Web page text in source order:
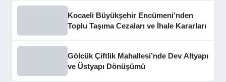
Kocaeli Büyükşehir Encümeni’nden
Toplu Taşıma Cezaları ve İhale Kararları
Gölcük Çiftlik Mahallesi’nde Dev Altyapı
ve Üstyapı Dönüşümü